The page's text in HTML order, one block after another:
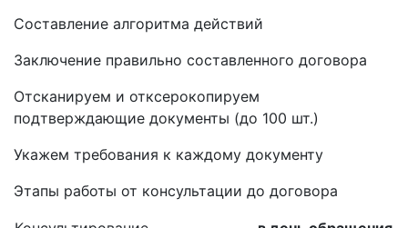
Составление алгоритма действий
Заключение правильно составленного договора
Отсканируем и отксерокопируем
подтверждающие документы (до 100 шт.)
Укажем требования к каждому документу
Этапы работы от консультации до договора